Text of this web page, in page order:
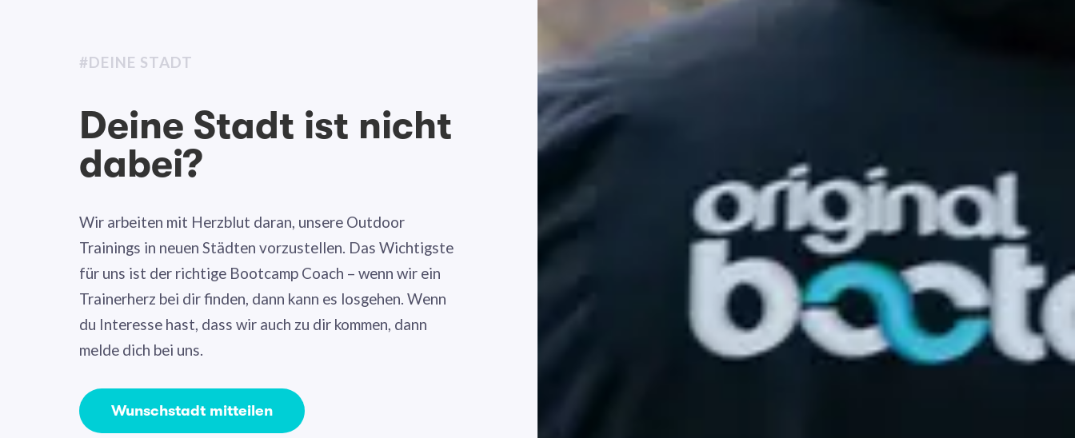
#DEINE STADT
Deine Stadt ist nicht
dabei?
Wir arbeiten mit Herzblut daran, unsere Outdoor
Trainings in neuen Städten vorzustellen. Das Wichtigste
für uns ist der richtige Bootcamp Coach – wenn wir ein
Trainerherz bei dir finden, dann kann es losgehen. Wenn
du Interesse hast, dass wir auch zu dir kommen, dann
melde dich bei uns.
Wunschstadt mitteilen